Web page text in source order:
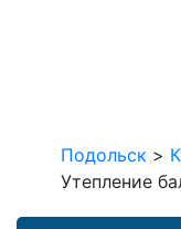
Подольск >
Утепление